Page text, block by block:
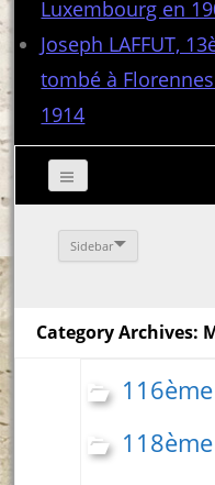
Luxembourg en
Joseph LAFFUT,
tombé à
1914
Sidebar
Category Archives: